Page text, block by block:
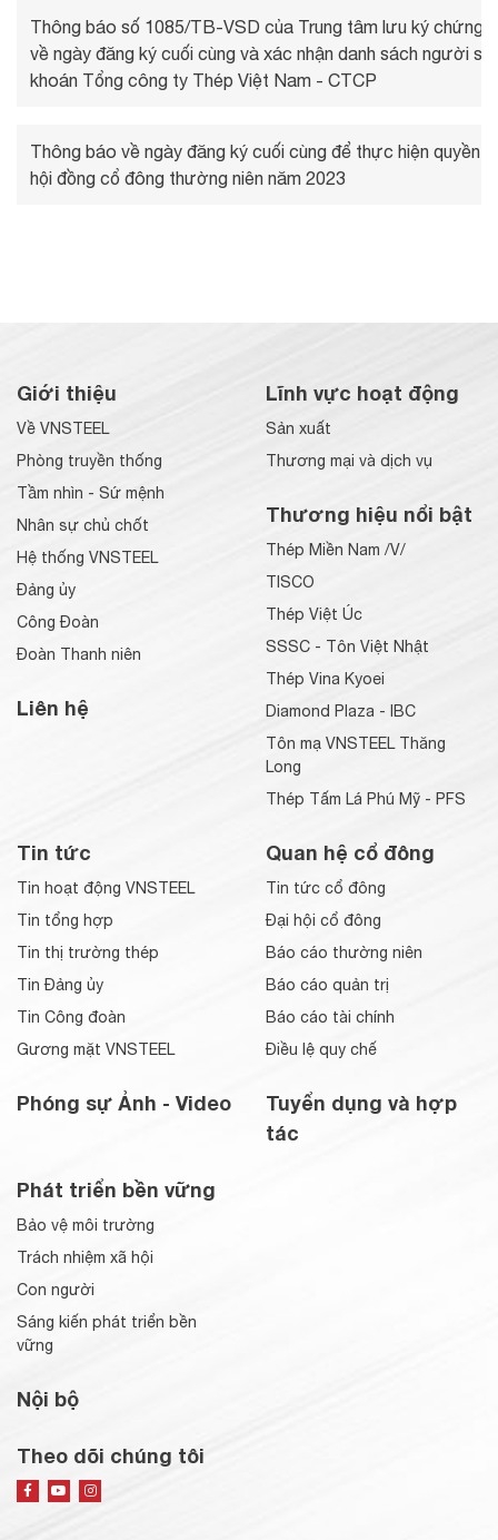
Thông báo số 1085/TB-VSD của Trung tâm lưu ký chứng
về ngày đăng ký cuối cùng và xác nhận danh sách người
khoán Tổng công ty Thép Việt Nam - CTCP
Thông báo về ngày đăng ký cuối cùng để thực hiện quyền
hội đồng cổ đông thường niên năm 2023
Giới thiệu
Về VNSTEEL
Phòng truyền thống
Tầm nhìn - Sứ mệnh
Nhân sự chủ chốt
Hệ thống VNSTEEL
Đảng ủy
Công Đoàn
Đoàn Thanh niên
Liên hệ
Lĩnh vực hoạt động
Sản xuất
Thương mại và dịch vụ
Thương hiệu nổi bật
Thép Miền Nam /V/
TISCO
Thép Việt Úc
SSSC - Tôn Việt Nhật
Thép Vina Kyoei
Diamond Plaza - IBC
Tôn mạ VNSTEEL Thăng
Long
Thép Tấm Lá Phú Mỹ - PFS
Tin tức
Tin hoạt động VNSTEEL
Tin tổng hợp
Tin thị trường thép
Tin Đảng ủy
Tin Công đoàn
Gương mặt VNSTEEL
Phóng sự Ảnh - Video
Quan hệ cổ đông
Tin tức cổ đông
Đại hội cổ đông
Báo cáo thường niên
Báo cáo quản trị
Báo cáo tài chính
Điều lệ quy chế
Tuyển dụng và hợp
tác
Phát triển bền vững
Bảo vệ môi trường
Trách nhiệm xã hội
Con người
Sáng kiến phát triển bền
vững
Nội bộ
Theo dõi chúng tôi